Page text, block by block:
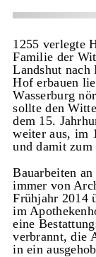
1255 verlegte
Familie der
Landshut nach
Hof erbauen
Wasserburg
sollte den
dem 15.
weiter aus, im
und damit zum
Bauarbeiten
immer von
Frühjahr 2014
im
eine
verbrannt, die
in ein